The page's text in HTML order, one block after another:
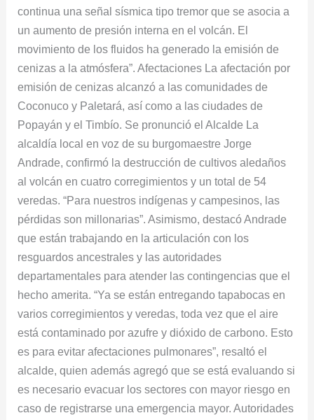
continua una señal sísmica tipo tremor que se asocia a
un aumento de presión interna en el volcán. El
movimiento de los fluidos ha generado la emisión de
cenizas a la atmósfera”. Afectaciones La afectación por
emisión de cenizas alcanzó a las comunidades de
Coconuco y Paletará, así como a las ciudades de
Popayán y el Timbío. Se pronunció el Alcalde La
alcaldía local en voz de su burgomaestre Jorge
Andrade, confirmó la destrucción de cultivos aledaños
al volcán en cuatro corregimientos y un total de 54
veredas. “Para nuestros indígenas y campesinos, las
pérdidas son millonarias”. Asimismo, destacó Andrade
que están trabajando en la articulación con los
resguardos ancestrales y las autoridades
departamentales para atender las contingencias que el
hecho amerita. “Ya se están entregando tapabocas en
varios corregimientos y veredas, toda vez que el aire
está contaminado por azufre y dióxido de carbono. Esto
es para evitar afectaciones pulmonares”, resaltó el
alcalde, quien además agregó que se está evaluando si
es necesario evacuar los sectores con mayor riesgo en
caso de registrarse una emergencia mayor. Autoridades